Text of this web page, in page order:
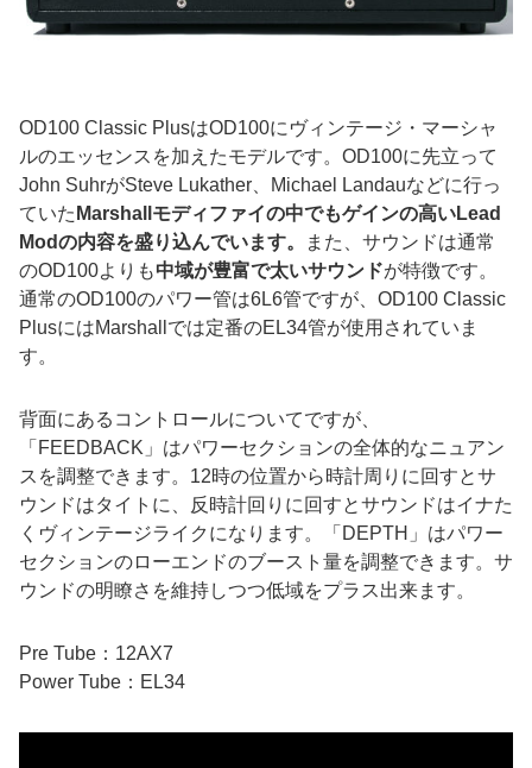
OD100 Classic PlusはOD100にヴィンテージ・マーシャ
ルのエッセンスを加えたモデルです。OD100に先立って
John SuhrがSteve Lukather、Michael Landauなどに行っ
ていた Marshallモディファイの中でもゲインの高いLead
Modの内容を盛り込んでいます。
また、サウンドは通常
のOD100よりも中域が豊富で太いサウンドが特徴です。
通常のOD100のパワー管は6L6管ですが、OD100 Classic
PlusにはMarshallでは定番のEL34管が使用されていま
す。
背面にあるコントロールについてですが、
「FEEDBACK」はパワーセクションの全体的なニュアン
スを調整できます。12時の位置から時計周りに回すとサ
ウンドはタイトに、反時計回りに回すとサウンドはイナた
くヴィンテージライクになります。「DEPTH」はパワー
セクションのローエンドのブースト量を調整できます。サ
ウンドの明瞭さを維持しつつ低域をプラス出来ます。
Pre Tube：12AX7
Power Tube：EL34